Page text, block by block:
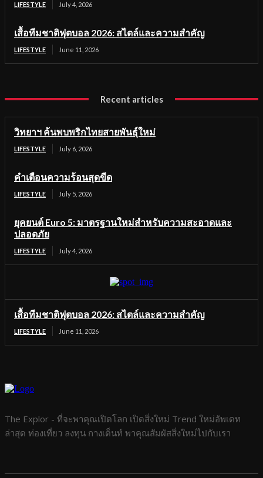
LIFESTYLE July 4, 2026
เสื้อทีมชาติฟุตบอล 2026: สไตล์และความสำคัญ
LIFESTYLE June 11, 2026
Recent articles
วิทยาฯ ค้นพบพริกไทยสายพันธุ์ใหม่
LIFESTYLE July 6, 2026
คำเตือนความร้อนสุดขีด
LIFESTYLE July 5, 2026
ยุคยนต์ Euro 5: มาตรฐานใหม่สำหรับความสะอาดและ
ปลอดภัย
LIFESTYLE July 4, 2026
เสื้อทีมชาติฟุตบอล 2026: สไตล์และความสำคัญ
LIFESTYLE June 11, 2026
The Explor - ที่จะพาคุณเปิดโลก เปิดสิ่งใหม่ Trend ใหม่อัพเดท
ล่าสุด ท่องเที่ยว ลงทุน กางเต็นท์ พาคุณสัมผัสสิ่งใหม่ไปกับเรา